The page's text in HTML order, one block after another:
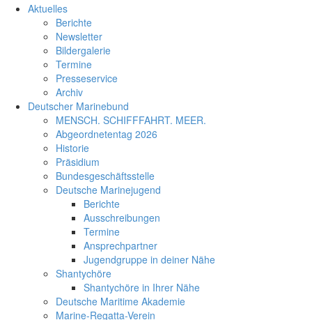
Aktuelles
Berichte
Newsletter
Bildergalerie
Termine
Presseservice
Archiv
Deutscher Marinebund
MENSCH. SCHIFFFAHRT. MEER.
Abgeordnetentag 2026
Historie
Präsidium
Bundesgeschäftsstelle
Deutsche Marinejugend
Berichte
Ausschreibungen
Termine
Ansprechpartner
Jugendgruppe in deiner Nähe
Shantychöre
Shantychöre in Ihrer Nähe
Deutsche Maritime Akademie
Marine-Regatta-Verein